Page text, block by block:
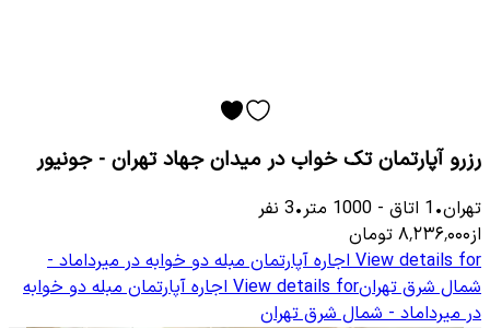
رزرو آپارتمان تک خواب در میدان جهاد تهران - جونیور
تهران•
1 اتاق -
1000 متر•
3 نفر
از۸٬۲۳۶٬۰۰۰ تومان
View details for اجاره آپارتمان مبله دو خوابه در میرداماد -
شمال شرق تهرانView details for اجاره آپارتمان مبله دو خوابه
در میرداماد - شمال شرق تهران